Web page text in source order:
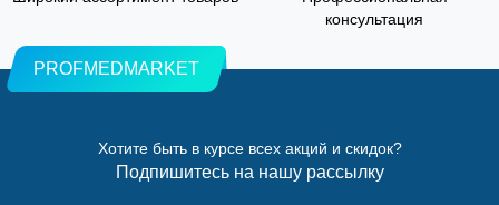
консультация
PROFMEDMARKET
Хотите быть в курсе всех акций и скидок?
Подпишитесь на нашу рассылку